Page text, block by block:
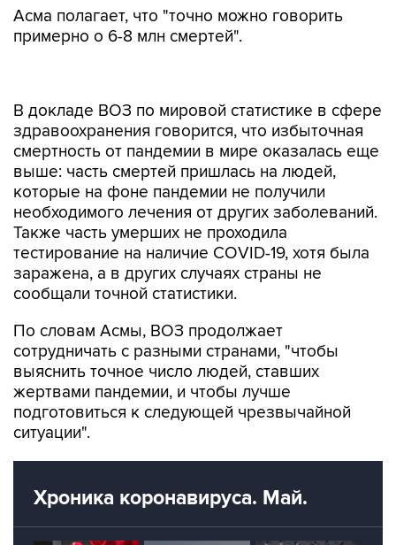
Асма полагает, что "точно можно говорить
примерно о 6-8 млн смертей".
смертность от пандемии в мире оказалась еще
выше: часть смертей пришлась на людей,
которые на фоне пандемии не получили
необходимого лечения от других заболеваний.
Также часть умерших не проходила
тестирование на наличие COVID-19, хотя была
заражена, а в других случаях страны не
сообщали точной статистики.
По словам Асмы, ВОЗ продолжает
выяснить точное число людей, ставших
жертвами пандемии, и чтобы лучше
подготовиться к следующей чрезвычайной
ситуации".
Хроника коронавируса. Май.